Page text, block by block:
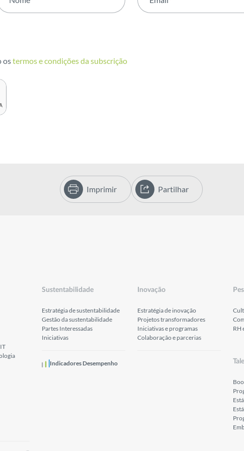
ostermos e condições da subscrição
Imprimir Partilhar
Sustentabilidade
Estratégia de sustentabilidade
Gestão da sustentabilidade
Partes Interessadas
Iniciativas
Indicadores Desempenho
Inovação
Estratégia de inovação
Projetos transformadores
Iniciativas e programas
Colaboração e parcerias
RH